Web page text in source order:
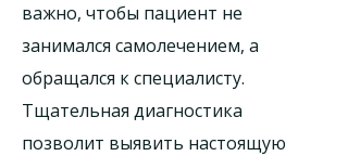
важно, чтобы пациент не
занимался самолечением, а
обращался к специалисту.
Тщательная диагностика
позволит выявить настоящую